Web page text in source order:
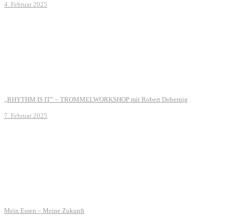
4. Februar 2025
„RHYTHM IS IT“ – TROMMELWORKSHOP mit Robert Dobernig
7. Februar 2025
Mein Essen – Meine Zukunft